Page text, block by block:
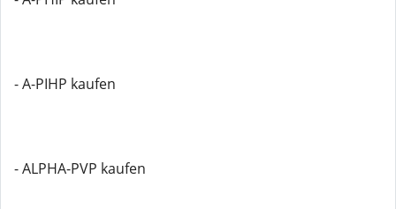
- A-PIHP kaufen
- ALPHA-PVP kaufen